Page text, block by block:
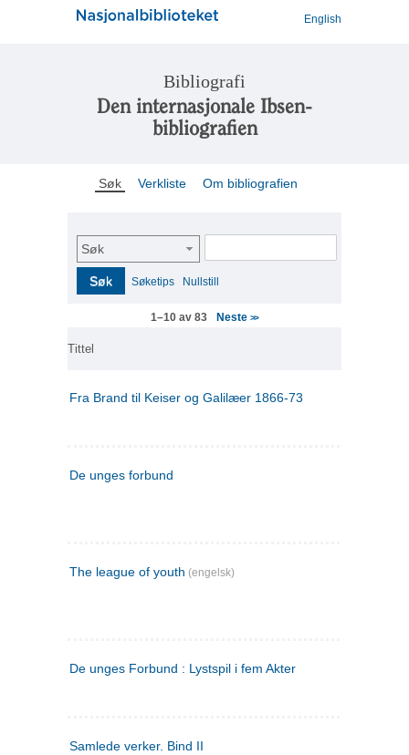
English
Bibliografi
Den internasjonale Ibsen-
bibliografien
Søk Verkliste Om bibliografien
Søk
Søk Søketips Nullstill
1–10 av 83 Neste>>
Tittel
Fra Brand til Keiser og Galilæer 1866-73
De unges forbund
The league of youth (engelsk)
De unges Forbund : Lystspil i fem Akter
Samlede verker. Bind II